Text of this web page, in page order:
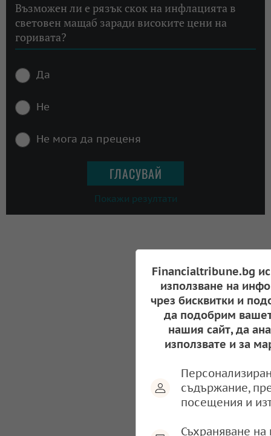
Възможен ли е рязък скок на инфлацията в
световен мащаб заради високите цени на
горивата?
Да
Не
Не мога да преценя
Покажи резултати
Financialtribune.bg
използване на
чрез бисквитки и
да подобрим
нашия сайт, да
използвате и за
съдържание,
посещения и
Съхраняване